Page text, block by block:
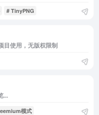
# TinyPNG
目使用，无版权限制
...
模式